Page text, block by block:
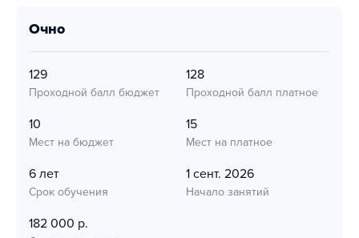
очно
129
Проходной балл бюджет
128
Проходной балл платное
10
Мест на бюджет
15
Мест на платное
6 лет
Срок обучения
1 сент. 2026
Начало занятий
182 000 р.